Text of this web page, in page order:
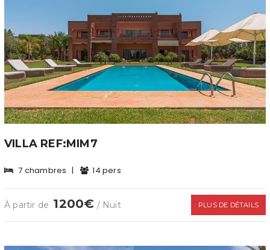
VILLA REF:MIM7
7 chambres | 14 pers
À partir de 1200€ / Nuit PLUS DE DÉTAILS